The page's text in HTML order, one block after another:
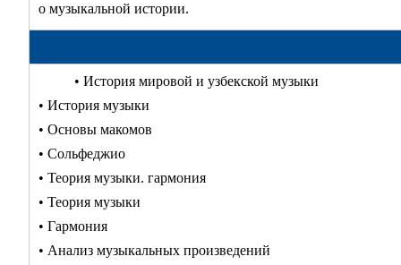
о музыкальной истории.
• История мировой и узбекской музыки
• История музыки
• Основы макомов
• Сольфеджио
• Теория музыки. гармония
• Теория музыки
• Гармония
• Анализ музыкальных произведений